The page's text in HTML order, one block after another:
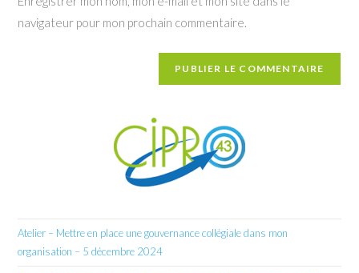
site
(facultatif)
navigateur pour mon prochain commentaire.
Atelier – Mettre en place une gouvernance collégiale dans mon
organisation – 5 décembre 2024